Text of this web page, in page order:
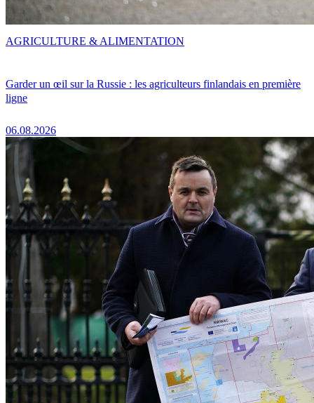
Garder un œil sur la Russie : les agriculteurs finlandais en première
ligne
06.08.2026
AGRICULTURE & ALIMENTATION